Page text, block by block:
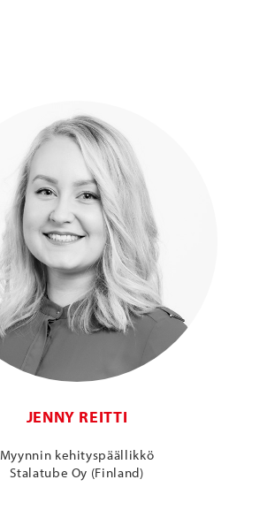
JENNY REITTI
Myynnin kehityspäällikkö
Stalatube Oy (Finland)